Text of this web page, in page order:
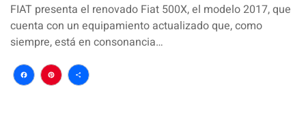
FIAT presenta el renovado Fiat 500X, el modelo 2017, que
cuenta con un equipamiento actualizado que, como
siempre, está en consonancia…
Facebook
Pinterest
Compartir